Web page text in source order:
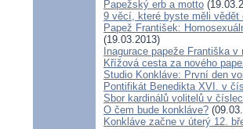
Papežský erb a motto
9 věcí, které byste měli vědět
Papež František:
(19.03.2013)
Inagurace papeže Františka v
Křížová cesta za nového
Studio Konkláve: První den
Pontifikát Benedikta XVI. v
Sbor kardinálů volitelů v
O čem bude konkláve?
Konkláve začne v úterý 12.